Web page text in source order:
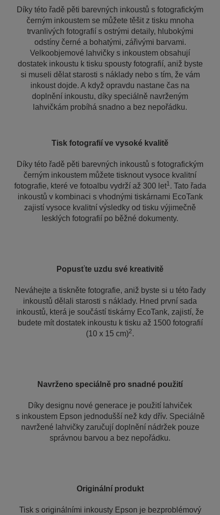
Díky této řadě pěti barevných inkoustů s fotografickým
černým inkoustem se můžete těšit z tisku mnoha
trvanlivých fotografií s ostrými detaily, hlubokými
odstíny černé a bohatými, zářivými barvami.
Velkoobjemové lahvičky s inkoustem obsahují
dostatek inkoustu k tisku spousty fotografií, aniž byste
si museli dělat starosti s náklady nebo s tím, že vám
inkoust dojde. A když opravdu nastane čas na
doplnění inkoustu, díky speciálně navrženým
lahvičkám probíhá snadno a bez nepořádku.
Tisk fotografií ve vysoké kvalitě
Díky této řadě pěti barevných inkoustů s fotografickým
černým inkoustem můžete tisknout vysoce kvalitní
fotografie, které ve fotoalbu vydrží až 300 let1. Tato řada
inkoustů v kombinaci s vhodnými tiskárnami EcoTank
zajistí vysoce kvalitní výsledky od tisku výjimečně
lesklých fotografií po běžné dokumenty.
Popusťte uzdu své kreativitě
Neváhejte a tiskněte fotografie, aniž byste si u této řady
inkoustů dělali starosti s náklady. Hned první sada
inkoustů, která je součástí tiskárny EcoTank, zajistí, že
budete mít dostatek inkoustu k tisku až 1500 fotografií
(10 x 15 cm)2.
Navrženo speciálně pro snadné použití
Díky designu nové generace je použití lahviček
s inkoustem Epson jednodušší než kdy dřív. Speciálně
navržené lahvičky zaručují doplnění nádržek pouze
správnou barvou a bez nepořádku.
Originální produkt
Tisk s originálními inkousty Epson je bezproblémový